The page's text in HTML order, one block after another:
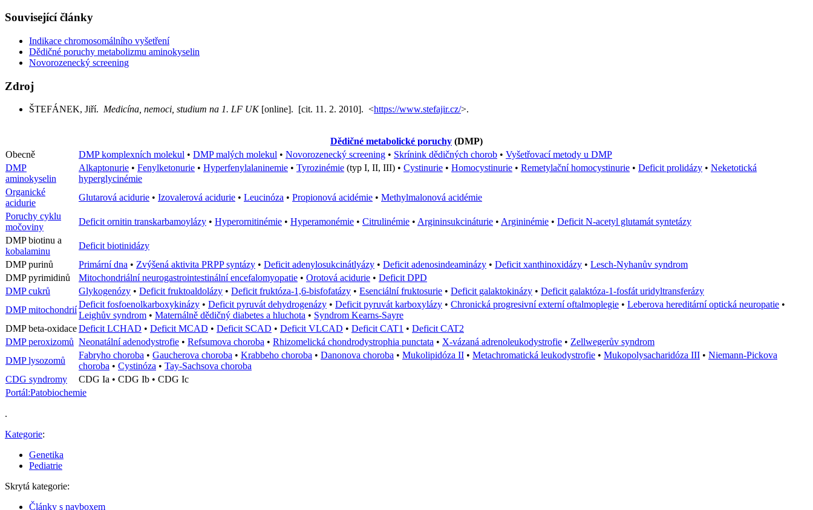
Související články
Indikace chromosomálního vyšetření
Dědičné poruchy metabolizmu aminokyselin
Novorozenecký screening
Zdroj
ŠTEFÁNEK, Jiří. Medicína, nemoci, studium na 1. LF UK[online]. [cit. 11. 2. 2010]. <https://www.stefajir.cz/>.
Dědičné metabolické poruchy (DMP)
Obecně
DMP komplexních molekul • DMP malých molekul • Novorozenecký screening • Skrínink dědičných chorob • Vyšetřovací metody u DMP
DMP
aminokyselin
Alkaptonurie • Fenylketonurie • Hyperfenylalaninemie • Tyrozinémie (typ I, II, III) • Cystinurie • Homocystinurie • Remetylační homocystinurie • Deficit prolidázy • Neketotická
hyperglycinémie
Organické
acidurie
Glutarová acidurie • Izovalerová acidurie • Leucinóza • Propionová acidémie • Methylmalonová acidémie
Poruchy cyklu
močoviny
Deficit ornitin transkarbamoylázy • Hyperornitinémie • Hyperamonémie • Citrulinémie • Argininsukcináturie • Argininémie • Deficit N-acetyl glutamát syntetázy
DMP biotinu a
kobalaminu
Deficit biotinidázy
DMP purinů
Primární dna • Zvýšená aktivita PRPP syntázy • Deficit adenylosukcinátlyázy • Deficit adenosindeaminázy • Deficit xanthinoxidázy • Lesch-Nyhanův syndrom
DMP pyrimidinů
Mitochondriální neurogastrointestinální encefalomyopatie • Orotová acidurie • Deficit DPD
DMP cukrů
Glykogenózy • Deficit fruktoaldolázy • Deficit fruktóza-1,6-bisfofatázy • Esenciální fruktosurie • Deficit galaktokinázy • Deficit galaktóza-1-fosfát uridyltransferázy
DMP mitochondrií
Deficit fosfoenolkarboxykinázy • Deficit pyruvát dehydrogenázy • Deficit pyruvát karboxylázy • Chronická progresivní externí oftalmoplegie • Leberova hereditární optická neuropatie •
Leighův syndrom • Maternálně dědičný diabetes a hluchota • Syndrom Kearns-Sayre
DMP beta-oxidaceDeficit LCHAD • Deficit MCAD • Deficit SCAD • Deficit VLCAD • Deficit CAT1 • Deficit CAT2
DMP peroxizomů Neonatální adenodystrofie • Refsumova choroba • Rhizomelická chondrodystrophia punctata • X-vázaná adrenoleukodystrofie • Zellwegerův syndrom
DMP lysozomů
Fabryho choroba • Gaucherova choroba • Krabbeho choroba • Danonova choroba • Mukolipidóza II • Metachromatická leukodystrofie • Mukopolysacharidóza III • Niemann-Pickova
choroba • Cystinóza • Tay-Sachsova choroba
CDG syndromy
CDG Ia • CDG Ib • CDG Ic
Portál:Patobiochemie
.
Kategorie:
Genetika
Pediatrie
Skrytá kategorie:
Články s navboxem